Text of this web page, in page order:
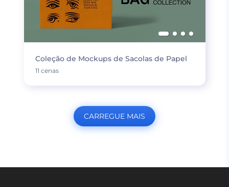
Coleção de Mockups de Sacolas de Papel
11 cenas
CARREGUE MAIS